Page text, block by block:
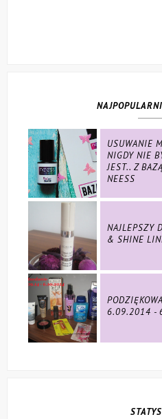
USUWANIE
NIGDY NIE
JEST.. Z
NEESS
NAJLEPSZY
& SHINE
6.09.2014 -